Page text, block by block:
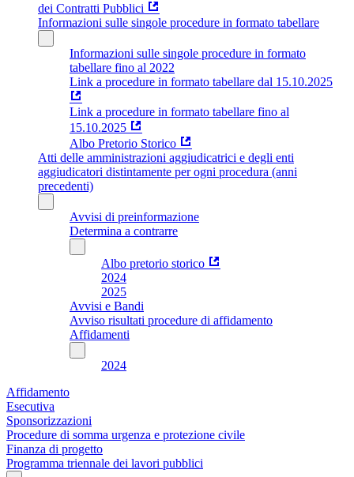
dei Contratti Pubblici
Informazioni sulle singole procedure in formato tabellare
Informazioni sulle singole procedure in formato
tabellare fino al 2022
Link a procedure in formato tabellare dal 15.10.2025
Link a procedure in formato tabellare fino al
15.10.2025
Albo Pretorio Storico
Atti delle amministrazioni aggiudicatrici e degli enti
aggiudicatori distintamente per ogni procedura (anni
precedenti)
Avvisi di preinformazione
Determina a contrarre
Albo pretorio storico
2024
2025
Avvisi e Bandi
Avviso risultati procedure di affidamento
Affidamenti
2024
Affidamento
Esecutiva
Sponsorizzazioni
Procedure di somma urgenza e protezione civile
Finanza di progetto
Programma triennale dei lavori pubblici